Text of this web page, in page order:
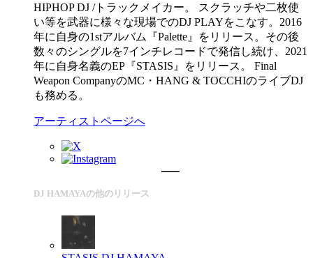
HIPHOP DJ /トラックメイカー。 スクラッチや二枚使
い等を武器に様々な現場でのDJ PLAYをこなす。2016
年に自身の1stアルバム『Palette』をリリース。その後
数々のシングルを7インチレコードで発信し続け、2021
年に自身名義のEP『STASIS』をリリース。 Final
Weapon CompanyのMC・HANG & TOCCHIのライブDJ
も務める。
アーティストページへ
DJ HAMAYAの他のリリース